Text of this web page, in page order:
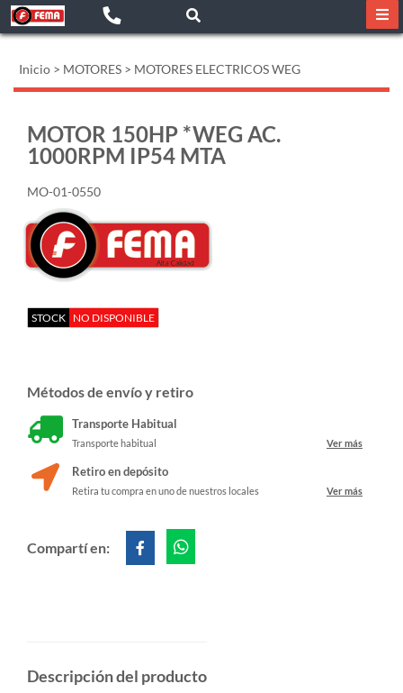
Inicio > MOTORES > MOTORES ELECTRICOS WEG
MOTOR 150HP *WEG AC.
1000RPM IP54 MTA
MO-01-0550
STOCK NO DISPONIBLE
Métodos de envío y retiro
Transporte Habitual
Transporte habitual Ver más
Retiro en depósito
Retira tu compra en uno de nuestros locales Ver más
Compartí en:
Descripción del producto